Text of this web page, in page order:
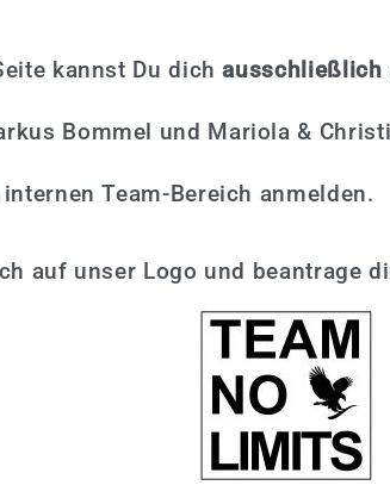
kannst Du dichausschließlich
Bommel und Mariola &
Team-Bereich anmelden.
auf unser Logo und beantrage